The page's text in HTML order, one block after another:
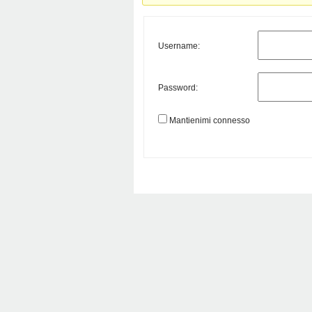
Username:
Password:
Mantienimi connesso